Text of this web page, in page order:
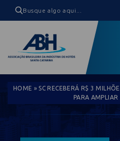
HOME » SC RECEBERÁ R$ 3
PARA AMPLIAR